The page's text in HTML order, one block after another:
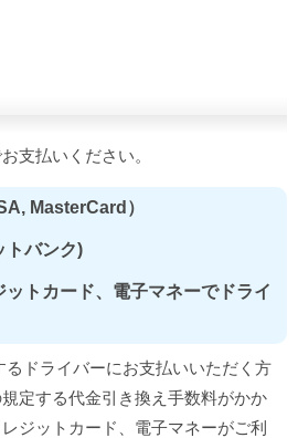
支払いください。
MasterCard）
トバンク)
トカード、電子マネーでドライ
ドライバーにお支払いいただく方
定する代金引き換え手数料がかか
ジットカード、電子マネーがご利